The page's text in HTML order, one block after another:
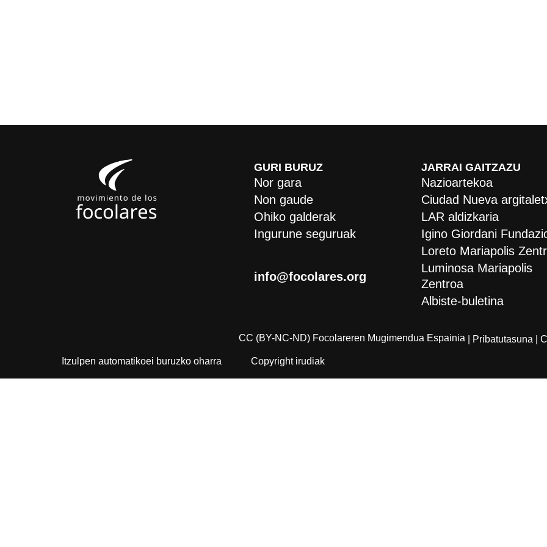
GURI BURUZ
Nor gara
Non gaude
Ohiko galderak
Ingurune seguruak
info@focolares.org
JARRAI GAITZAZU
Nazioartekoa
Ciudad Nueva
LAR aldizkaria
Igino Giordani
Loreto Mariapolis
Luminosa Mariapolis
Zentroa
Albiste-buletina
CC (BY-NC-ND) Focolareren Mugimendua Espainia | Pribatutasuna |
Itzulpen automatikoei buruzko oharra Copyright irudiak